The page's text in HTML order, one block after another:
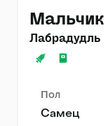
Мальчик
Лабрадудль
Пол
Самец